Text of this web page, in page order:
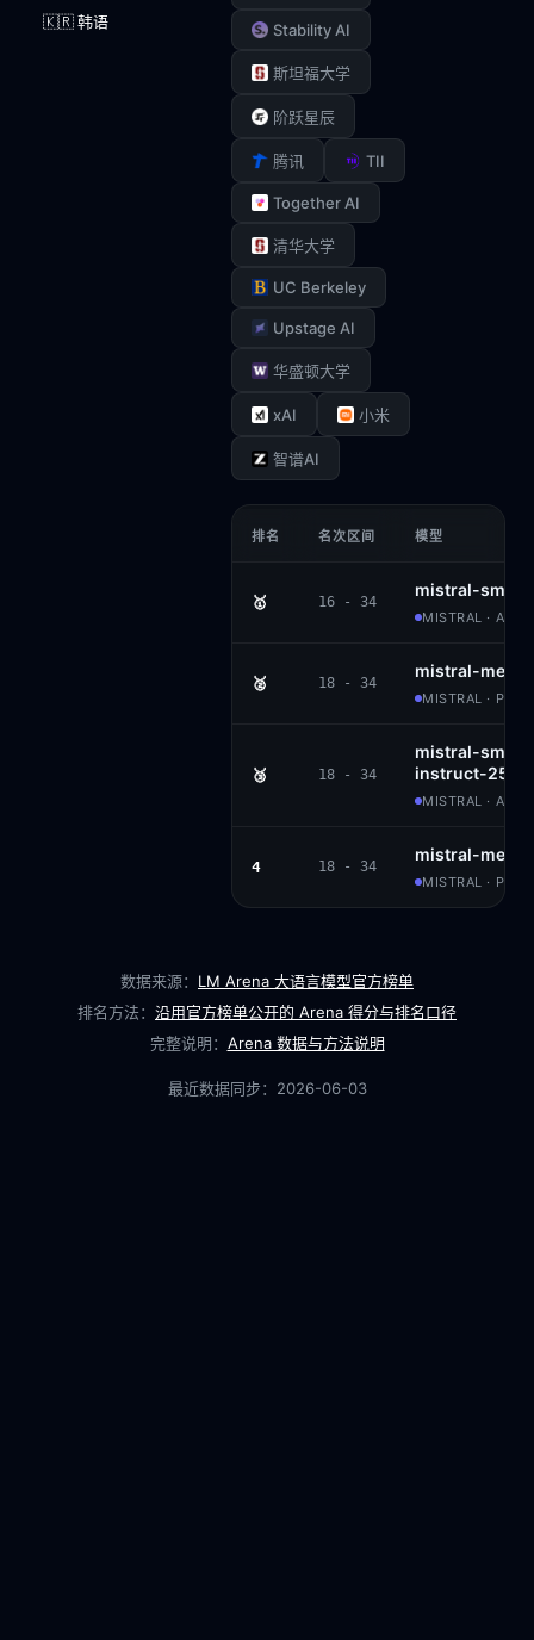
🇰🇷 韩语 Stability AI
斯坦福大学
阶跃星辰
腾讯 TII
Together AI
清华大学
UC Berkeley
Upstage AI
华盛顿大学
xAI 小米
智谱AI
排名 名次区间 模型
🥇 16 - 34
mistral-
MISTRAL ·
🥈 18 - 34
mistral-
MISTRAL ·
🥉 18 - 34
mistral-
instruct-2503
MISTRAL ·
4 18 - 34
mistral-
MISTRAL ·
数据来源： LM Arena 大语言模型官方榜单
排名方法： 沿用官方榜单公开的 Arena 得分与排名口径
完整说明： Arena 数据与方法说明
最近数据同步： 2026-06-03